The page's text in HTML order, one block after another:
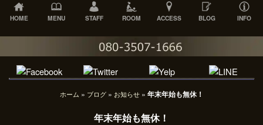
HOME MENU STAFF ROOM ACCESS BLOG INFO
ホーム » ブログ» お知らせ» 年末年始も無休！
年末年始も無休！